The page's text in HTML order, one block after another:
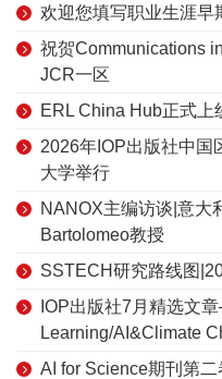
欢迎您填写职业生涯早
祝贺Communications
JCR一区
ERL China Hub正式上
2026年IOP出版社中国
大学举行
NANOX主编访谈|意大
Bartolomeo教授
SSTECH研究路线图
IOP出版社7月精选文
Learning/AI&Climate
AI for Science期刊第